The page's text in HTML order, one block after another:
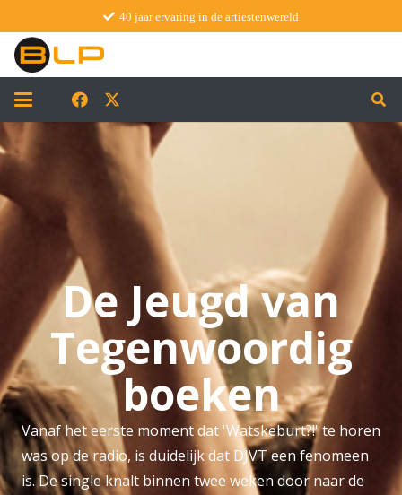
40 jaar ervaring in de artiestenwereld
De Jeugd van
Tegenwoordig
boeken
Vanaf het eerste moment dat 'Watskeburt?!' te horen
was op de radio, is duidelijk dat DJVT een fenomeen
is. De single knalt binnen twee weken door naar de